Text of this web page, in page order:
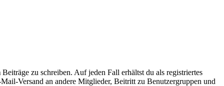
zu schreiben. Auf jeden Fall erhältst du als registriertes
Versand an andere Mitglieder, Beitritt zu Benutzergruppen und